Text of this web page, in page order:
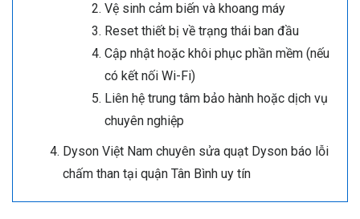
Vệ sinh cảm biến và khoang máy
Reset thiết bị về trạng thái ban đầu
Cập nhật hoặc khôi phục phần mềm (nếu
có kết nối Wi-Fi)
Liên hệ trung tâm bảo hành hoặc dịch vụ
chuyên nghiệp
Dyson Việt Nam chuyên sửa quạt Dyson báo lỗi
chấm than tại quận Tân Bình uy tín